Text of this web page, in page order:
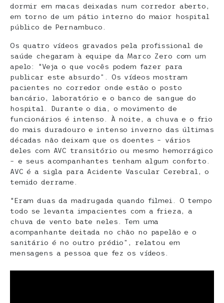
dormir em macas deixadas num corredor aberto,
em torno de um pátio interno do maior hospital
público de Pernambuco.
Os quatro vídeos gravados pela profissional de
saúde chegaram à equipe da Marco Zero com um
apelo: “Veja o que vocês podem fazer para
publicar este absurdo”. Os vídeos mostram
pacientes no corredor onde estão o posto
bancário, laboratório e o banco de sangue do
hospital. Durante o dia, o movimento de
funcionários é intenso. À noite, a chuva e o frio
do mais duradouro e intenso inverno das últimas
décadas não deixam que os doentes – vários
deles com AVC transitório ou mesmo hemorrágico
– e seus acompanhantes tenham algum conforto.
AVC é a sigla para Acidente Vascular Cerebral, o
temido derrame.
“Eram duas da madrugada quando filmei. O tempo
todo se levanta impacientes com a frieza, a
chuva de vento bate neles. Tem uma
acompanhante deitada no chão no papelão e o
sanitário é no outro prédio”, relatou em
mensagens a pessoa que fez os vídeos.